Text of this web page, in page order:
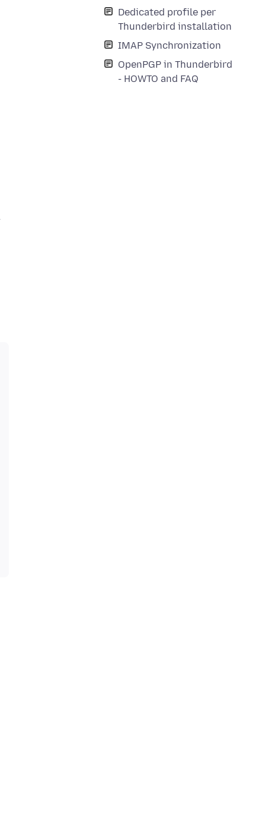
Dedicated profile per
Thunderbird installation
IMAP Synchronization
OpenPGP in Thunderbird
- HOWTO and FAQ